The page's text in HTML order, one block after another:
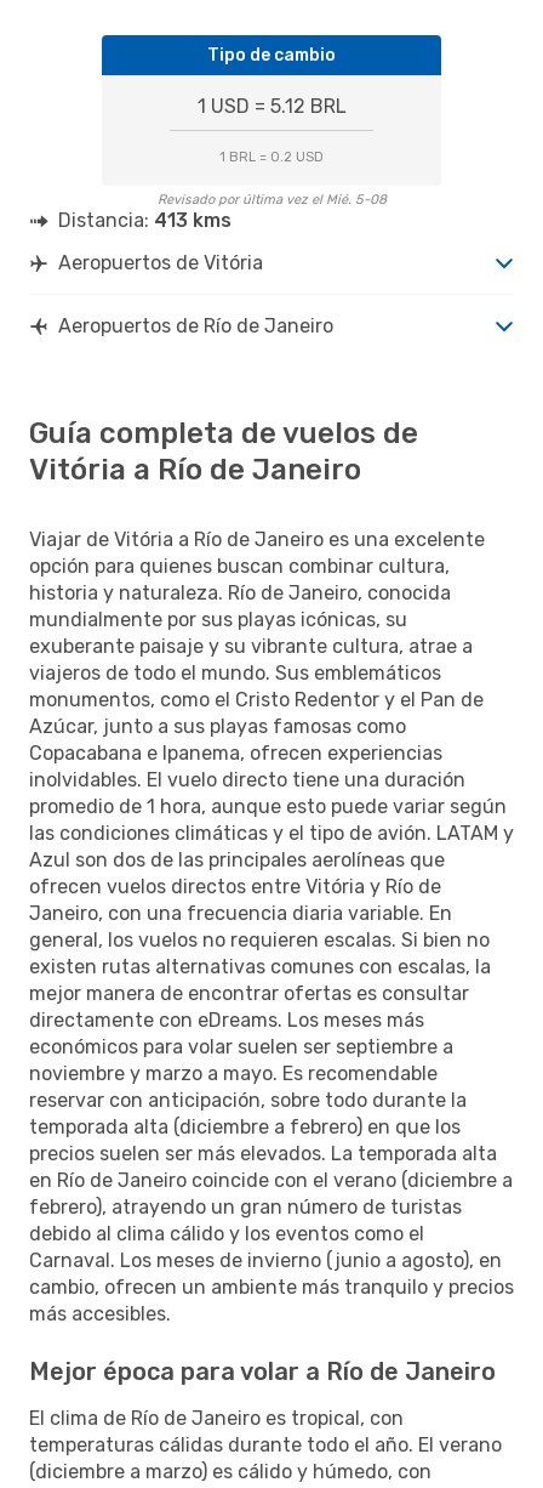
Tipo de cambio
1 USD = 5.12 BRL
1 BRL = 0.2 USD
Revisado por última vez el Mié. 5-08
Distancia: 413 kms
Aeropuertos de Vitória
Aeropuertos de Río de Janeiro
Guía completa de vuelos de
Vitória a Río de Janeiro
Viajar de Vitória a Río de Janeiro es una excelente
opción para quienes buscan combinar cultura,
historia y naturaleza. Río de Janeiro, conocida
mundialmente por sus playas icónicas, su
exuberante paisaje y su vibrante cultura, atrae a
viajeros de todo el mundo. Sus emblemáticos
monumentos, como el Cristo Redentor y el Pan de
Azúcar, junto a sus playas famosas como
Copacabana e Ipanema, ofrecen experiencias
inolvidables. El vuelo directo tiene una duración
promedio de 1 hora, aunque esto puede variar según
las condiciones climáticas y el tipo de avión. LATAM y
Azul son dos de las principales aerolíneas que
ofrecen vuelos directos entre Vitória y Río de
Janeiro, con una frecuencia diaria variable. En
general, los vuelos no requieren escalas. Si bien no
existen rutas alternativas comunes con escalas, la
mejor manera de encontrar ofertas es consultar
directamente con eDreams. Los meses más
económicos para volar suelen ser septiembre a
noviembre y marzo a mayo. Es recomendable
reservar con anticipación, sobre todo durante la
temporada alta (diciembre a febrero) en que los
precios suelen ser más elevados. La temporada alta
en Río de Janeiro coincide con el verano (diciembre a
febrero), atrayendo un gran número de turistas
debido al clima cálido y los eventos como el
Carnaval. Los meses de invierno (junio a agosto), en
cambio, ofrecen un ambiente más tranquilo y precios
más accesibles.
Mejor época para volar a Río de Janeiro
El clima de Río de Janeiro es tropical, con
temperaturas cálidas durante todo el año. El verano
(diciembre a marzo) es cálido y húmedo, con